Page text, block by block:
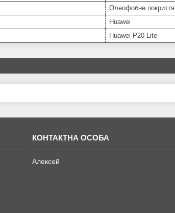
Олеофобне покриття
Huawei
Huawei P20 Lite
Алексей